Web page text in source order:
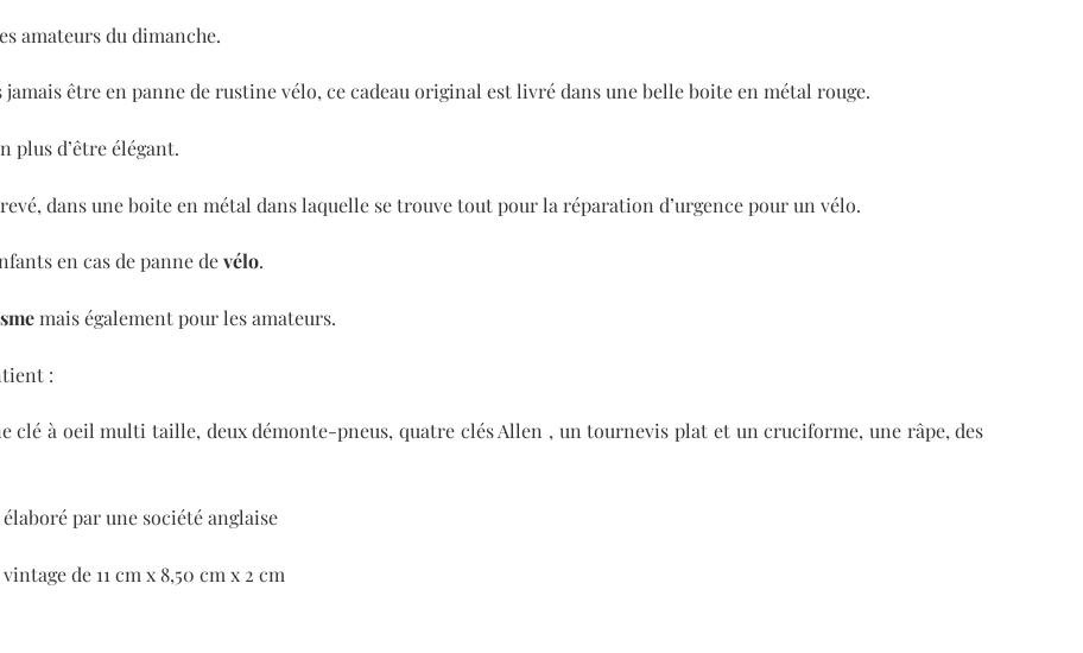
amateurs du dimanche.
jamais être en panne de rustine vélo, ce cadeau original est livré dans une belle boite en métal rouge.
plus d’être élégant.
dans une boite en métal dans laquelle se trouve tout pour la réparation d’urgence pour un vélo.
en cas de panne devélo.
mais également pour les amateurs.
:
clé à oeil multi taille, deux démonte-pneus, quatre clés Allen , un tournevis plat et un cruciforme, une râpe, des
par une société anglaise
de 11 cm x 8,50 cm x 2 cm